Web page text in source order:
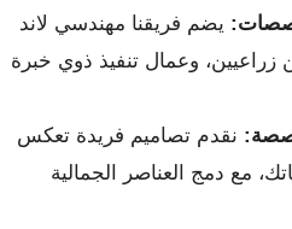
يضم فريقنا مهندسي لاند
وعمال تنفيذ ذوي خبرة
نقدم تصاميم فريدة تعكس
مع دمج العناصر الجمالية